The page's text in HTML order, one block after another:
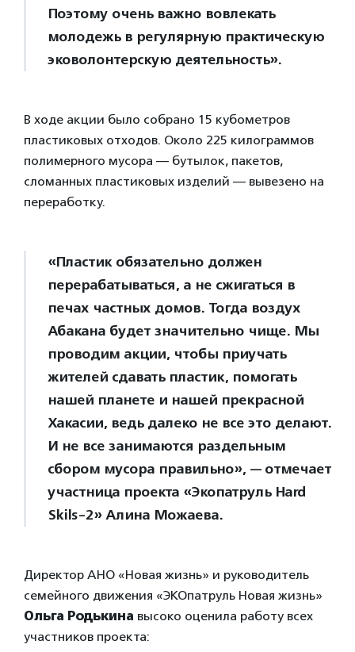
Поэтому очень важно вовлекать
молодежь в регулярную практическую
эковолонтерскую деятельность».
В ходе акции было собрано 15 кубометров
пластиковых отходов. Около 225 килограммов
полимерного мусора — бутылок, пакетов,
сломанных пластиковых изделий — вывезено на
переработку.
«Пластик обязательно должен
перерабатываться, а не сжигаться в
печах частных домов. Тогда воздух
Абакана будет значительно чище. Мы
проводим акции, чтобы приучать
жителей сдавать пластик, помогать
нашей планете и нашей прекрасной
Хакасии, ведь далеко не все это делают.
И не все занимаются раздельным
сбором мусора правильно», — отмечает
участница проекта «Экопатруль Hard
Skils-2» Алина Можаева.
Директор АНО «Новая жизнь» и руководитель
семейного движения «ЭКОпатруль Новая жизнь»
Ольга Родькина высоко оценила работу всех
участников проекта: